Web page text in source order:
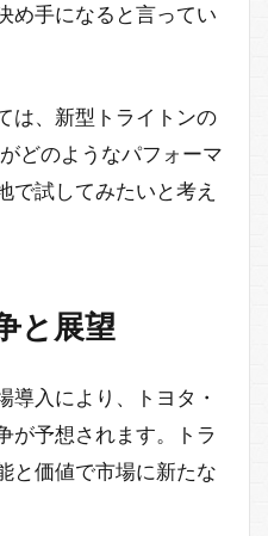
め手になると言ってい
は、新型トライトンの
どのようなパフォーマ
で試してみたいと考え
と展望
導入により、トヨタ・
が予想されます。トラ
と価値で市場に新たな